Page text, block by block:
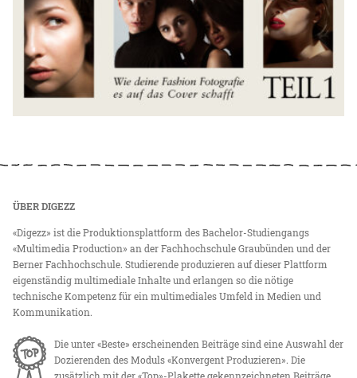
ÜBER DIGEZZ
«Digezz» ist die Produktionsplattform des Bachelor-Studiengangs
«Multimedia Production» an der Fachhochschule Graubünden und der
Berner Fachhochschule. Studierende produzieren auf dieser Plattform
eigenständig multimediale Inhalte und erlangen so die nötige
technische Kompetenz für ein multimediales Umfeld in Medien und
Kommunikation.
Die unter «Beste» erscheinenden Beiträge sind eine Auswahl der
Dozierenden des Moduls «Konvergent Produzieren». Die